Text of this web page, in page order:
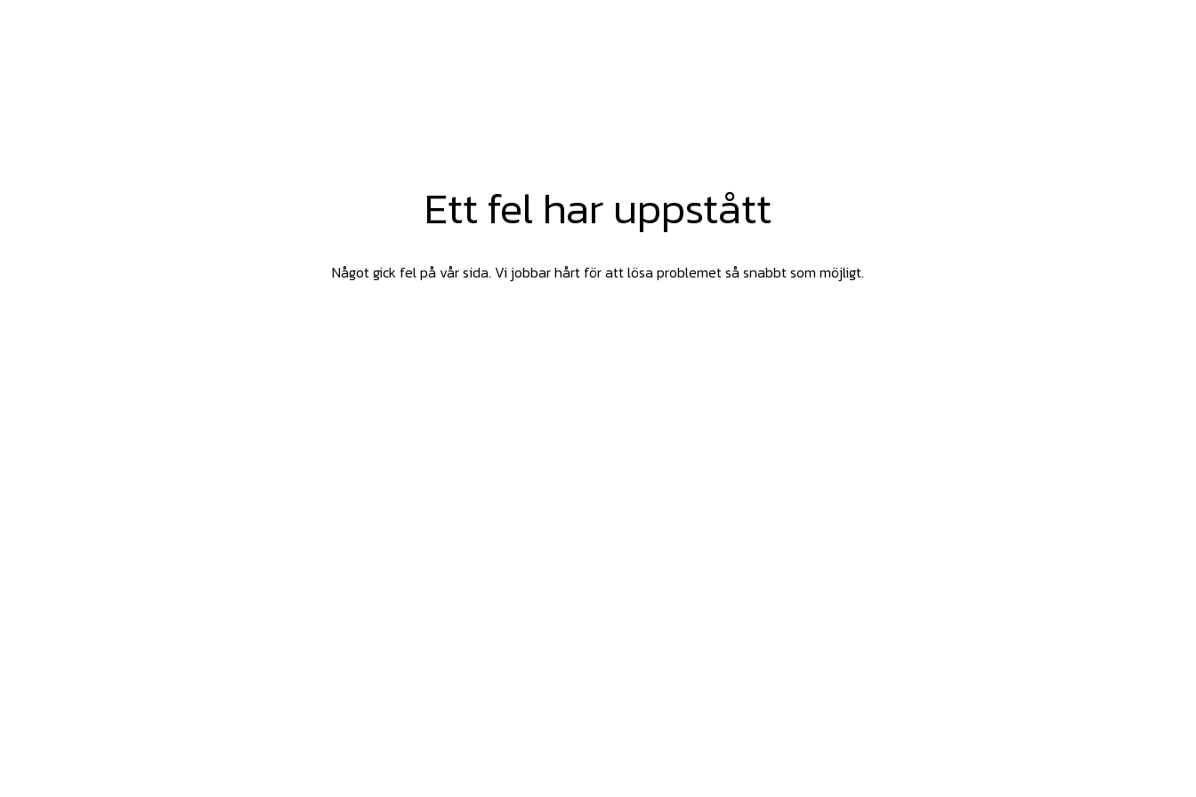
Ett fel har uppstått
Något gick fel på vår sida. Vi jobbar hårt för att lösa problemet så snabbt som möjligt.